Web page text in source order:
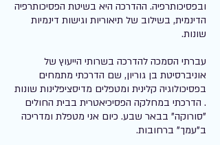
ובפסיכותרפיה. ההדרכה היא בשיטת הפסיכותרפיה
הדינמית, בשילוב של תיאוריות וגישות דינמיות
שונות.
עברתי הסמכה להדרכה בשרותי הייעוץ של
אוניברסיטת בן גוריון, שם הדרכתי מתמחים
בפסיכולוגיה קלינית ומטפלים מדיסציפלינות שונות
. הדרכתי במחלקה הפסיכיאטרית בבית החולים
"סורוקה" בבאר שבע. כיום אני מטפלת ומדריכה
ב"עמך" ברחובות.